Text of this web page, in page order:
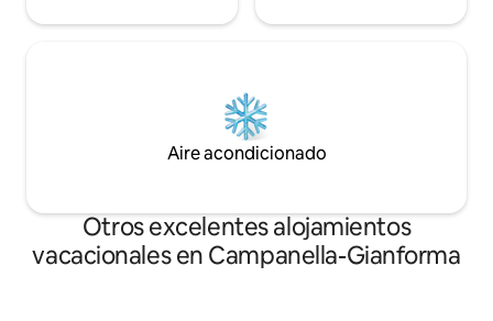
Aire acondicionado
Otros excelentes alojamientos
vacacionales en Campanella-Gianforma